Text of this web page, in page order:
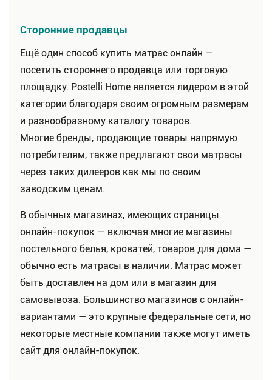
Сторонние продавцы
Ещё один способ купить матрас онлайн —
посетить стороннего продавца или торговую
площадку. Postelli Home является лидером в этой
категории благодаря своим огромным размерам
и разнообразному каталогу товаров.
Многие бренды, продающие товары напрямую
потребителям, также предлагают свои матрасы
через таких дилееров как мы по своим
заводским ценам.
В обычных магазинах, имеющих страницы
онлайн-покупок — включая многие магазины
постельного белья, кроватей, товаров для дома —
обычно есть матрасы в наличии. Матрас может
быть доставлен на дом или в магазин для
самовывоза. Большинство магазинов с онлайн-
вариантами — это крупные федеральные сети, но
некоторые местные компании также могут иметь
сайт для онлайн-покупок.